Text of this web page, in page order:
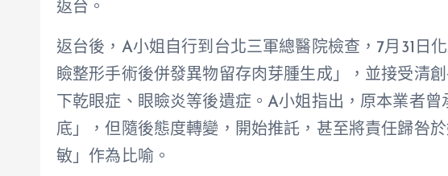
返台。
返台後，A小姐自行到台北三軍總醫院檢查，7月31日
瞼整形手術後併發異物留存肉芽腫生成」，並接受清
下乾眼症、眼瞼炎等後遺症。A小姐指出，原本業者
底」，但隨後態度轉變，開始推託，甚至將責任歸咎
敏」作為比喻。